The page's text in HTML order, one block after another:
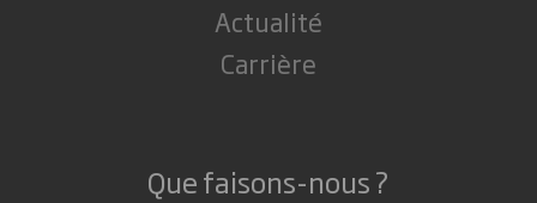
Actualité
Carrière
Que faisons-nous ?